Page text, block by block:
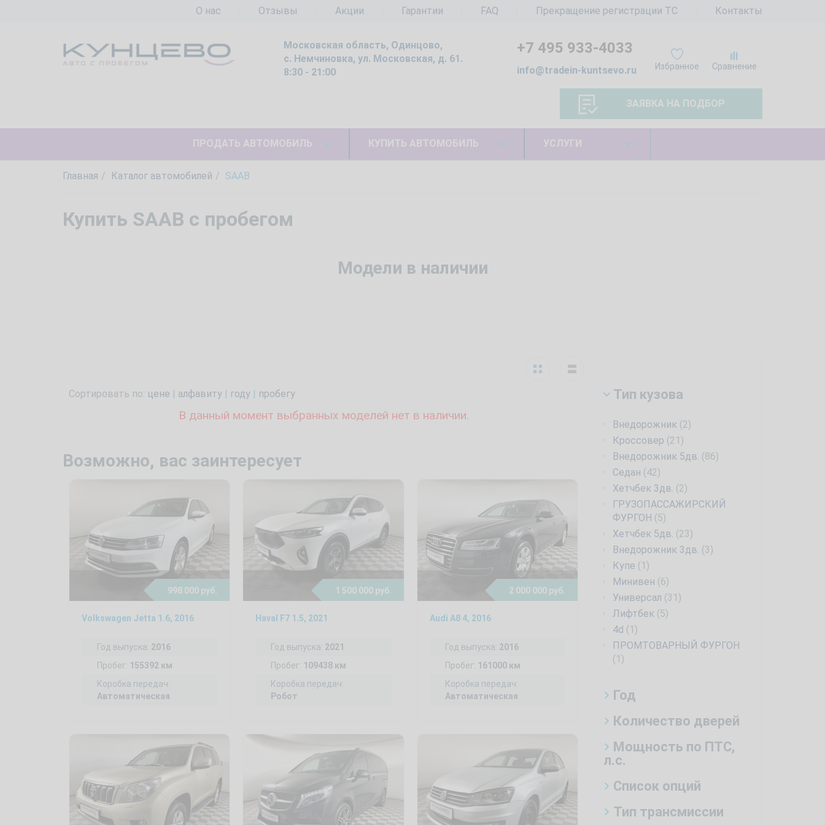
О нас Отзывы Акции Гарантии FAQ Прекращение регистрации ТС Контакты
Московская область, Одинцово,
с. Немчиновка, ул. Московская, д. 61.
8:30 - 21:00
Избранное Сравнение
+7 495 933-4033
info@tradein-kuntsevo.ru
ЗАЯВКА НА ПОДБОР
ПРОДАТЬ АВТОМОБИЛЬ КУПИТЬ АВТОМОБИЛЬ УСЛУГИ
Главная Каталог автомобилей SAAB
Купить SAAB с пробегом
Модели в наличии
Тип кузова
Внедорожник (2)
Кроссовер (21)
Внедорожник 5дв. (86)
Седан (42)
Хетчбек 3дв. (2)
ГРУЗОПАССАЖИРСКИЙ
ФУРГОН (5)
Хетчбек 5дв. (23)
Внедорожник 3дв. (3)
Купе (1)
Минивен (6)
Универсал (31)
Лифтбек (5)
4d (1)
ПРОМТОВАРНЫЙ ФУРГОН
(1)
Год
Количество дверей
Мощность по ПТС,
л.с.
Список опций
Тип трансмиссии
Сортировать по: цене | алфавиту | году | пробегу
В данный момент выбранных моделей нет в наличии.
Возможно, вас заинтересует
998 000 руб.
Volkswagen Jetta 1.6, 2016
Год выпуска: 2016
Пробег: 155392 км
Коробка передач:
Автоматическая
1 500 000 руб.
Haval F7 1.5, 2021
Год выпуска: 2021
Пробег: 109438 км
Коробка передач:
Робот
2 000 000 руб.
Audi A8 4, 2016
Год выпуска: 2016
Пробег: 161000 км
Коробка передач:
Автоматическая